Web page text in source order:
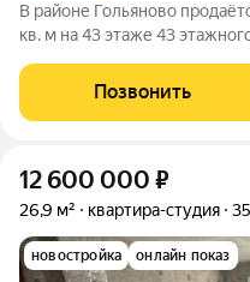
В районе Гольяново
кв. м на 43 этаже 43
пешком до станции метро
автомобиле до МКАД и 20
Позвонить
12 600 000 ₽
26,9 м² квартира-студия
новостройка онлайн показ